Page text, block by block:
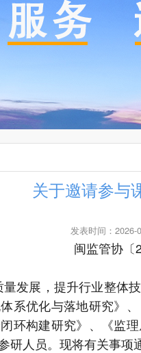
关于邀请参与
发表时间：2026-
闽监管协〔
发展，提升行业整体
系优化与落地研究》
环构建研究》、《监
研人员。现将有关事项